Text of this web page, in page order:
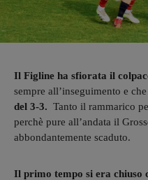
Il Figline ha sfiorata il
sempre all’inseguimento e
del 3-3. Tanto il rammarico
perchè pure all’andata il
abbondantemente scaduto.
Il primo tempo si era chiuso